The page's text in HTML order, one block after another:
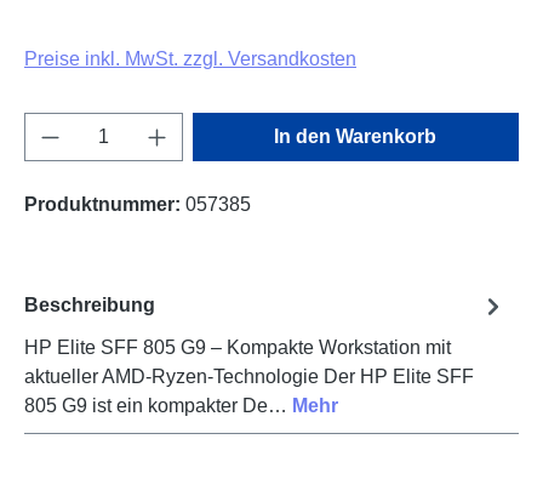
Preise inkl. MwSt. zzgl. Versandkosten
Produkt Anzahl: Gib den gewünschten
In den Warenkorb
Produktnummer: 057385
Beschreibung
HP Elite SFF 805 G9 – Kompakte Workstation mit
aktueller AMD-Ryzen-Technologie Der HP Elite SFF
805 G9 ist ein kompakter De… Mehr